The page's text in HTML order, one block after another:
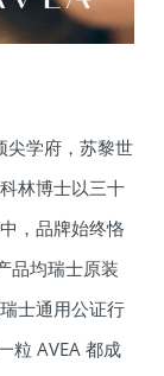
尖学府，苏黎世
林博士以三十
，品牌始终恪
品均瑞士原装
士通用公证行
粒 AVEA 都成